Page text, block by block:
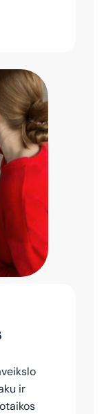
ir